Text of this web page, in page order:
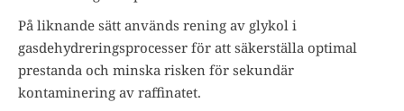
På liknande sätt används rening av glykol i
gasdehydreringsprocesser för att säkerställa optimal
prestanda och minska risken för sekundär
kontaminering av raffinatet.